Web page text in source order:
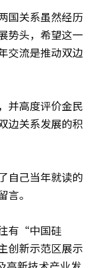
国关系虽然经历
势头，希望这一
交流是推动双边
并高度评价金民
边关系发展的积
自己当年就读的
。
有“中国硅
创新示范区展示